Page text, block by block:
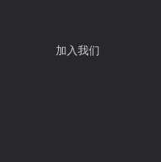
加入我们